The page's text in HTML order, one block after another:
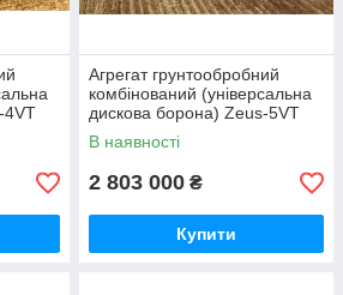
4VT
м
Агрегат грунтообробний
комбінований (універсальна
дискова борона) Zeus-5VT
Verti-till "Велес-Агро", ширина
5 м
В наявності
2 803 000 ₴
Купити